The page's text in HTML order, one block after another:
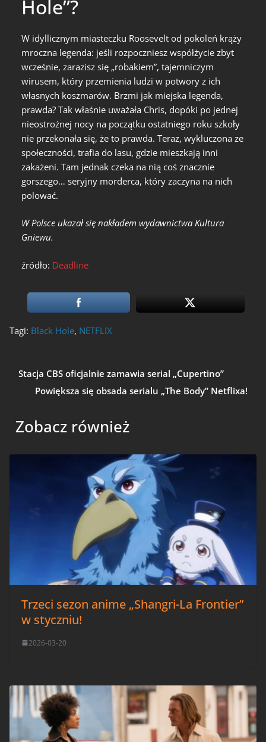
Hole”?
W idyllicznym miasteczku Roosevelt od pokoleń krąży
mroczna legenda: jeśli rozpoczniesz współżycie zbyt
wcześnie, zarazisz się „robakiem”, tajemniczym
wirusem, który przemienia ludzi w potwory z ich
własnych koszmarów. Brzmi jak miejska legenda,
prawda? Tak właśnie uważała Chris, dopóki po jednej
nieostrożnej nocy na początku ostatniego roku szkoły
nie przekonała się, że to prawda. Teraz, wykluczona ze
społeczności, trafia do lasu, gdzie mieszkają inni
zakażeni. Tam jednak czeka na nią coś znacznie
gorszego… seryjny morderca, który zaczyna na nich
polować.
W Polsce ukazał się nakładem wydawnictwa Kultura
Gniewu.
źródło: Deadline
Tagi: Black Hole, NETFLIX
Stacja CBS oficjalnie zamawia serial „Cupertino”
Powiększa się obsada serialu „The Body” Netflixa!
Zobacz również
Trzeci sezon anime „Shangri-La Frontier”
w styczniu!
2026-03-20